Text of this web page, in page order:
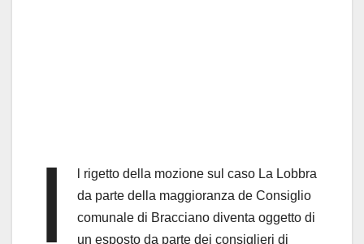
I
l rigetto della mozione sul caso La Lobbra
da parte della maggioranza de Consiglio
comunale di Bracciano diventa oggetto di
un esposto da parte dei consiglieri di